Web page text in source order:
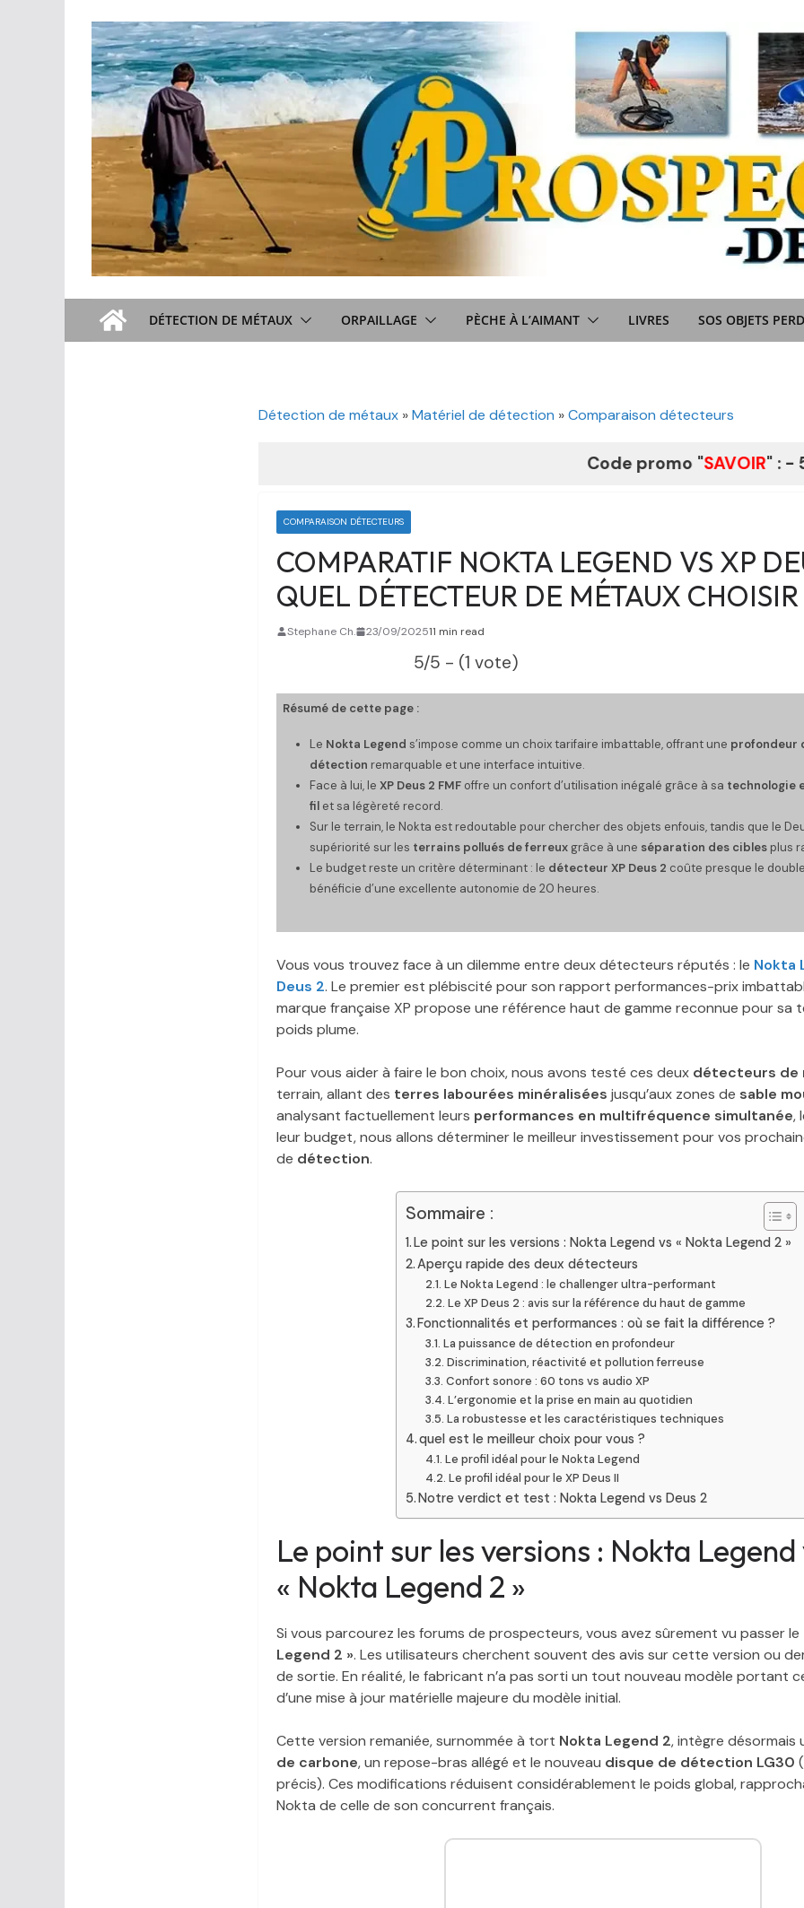
contenu
DÉTECTION DE MÉTAUX ORPAILLAGE PÈCHE À L’AIMANT LIVRES SOS OBJETS
Détection de métaux »Matériel de détection »Comparaison détecteurs
Code promo " SAVOIR " : - 5% à
COMPARAISON DÉTECTEURS
COMPARATIF NOKTA LEGEND VS XP
QUEL DÉTECTEUR DE MÉTAUX
Stephane Ch. 23/09/202511 min read
5/5 - (1 vote)
Résumé de cette page :
Le Nokta Legend s’impose comme un choix tarifaire imbattable, offrant une profondeur
détection remarquable et une interface intuitive.
Face à lui, le XP Deus 2 FMFoffre un confort d’utilisation inégalé grâce à sa technologie
filet sa légèreté record.
Sur le terrain, le Nokta est redoutable pour chercher des objets enfouis, tandis que le
supériorité sur les terrains pollués de ferreuxgrâce à une séparation des ciblesplus
Le budget reste un critère déterminant : le détecteur XP Deus 2 coûte presque le
bénéficie d’une excellente autonomie de 20 heures.
Vous vous trouvez face à un dilemme entre deux détecteurs réputés : le Nokta
Deus 2. Le premier est plébiscité pour son rapport performances-prix
marque française XP propose une référence haut de gamme reconnue pour sa
poids plume.
Pour vous aider à faire le bon choix, nous avons testé ces deux détecteurs de
terrain, allant des terres labourées minéralisées jusqu’aux zones de sable
analysant factuellement leurs performances en multifréquence simultanée,
leur budget, nous allons déterminer le meilleur investissement pour vos
de détection.
Sommaire :
Le point sur les versions : Nokta Legend vs « Nokta Legend 2 »
Aperçu rapide des deux détecteurs
Le Nokta Legend : le challenger ultra-performant
Le XP Deus 2 : avis sur la référence du haut de gamme
Fonctionnalités et performances : où se fait la différence ?
La puissance de détection en profondeur
Discrimination, réactivité et pollution ferreuse
Confort sonore : 60 tons vs audio XP
L’ergonomie et la prise en main au quotidien
La robustesse et les caractéristiques techniques
quel est le meilleur choix pour vous ?
Le profil idéal pour le Nokta Legend
Le profil idéal pour le XP Deus II
Notre verdict et test : Nokta Legend vs Deus 2
Le point sur les versions : Nokta Legend
« Nokta Legend 2 »
Si vous parcourez les forums de prospecteurs, vous avez sûrement vu passer
Legend 2 ». Les utilisateurs cherchent souvent des avis sur cette version ou
de sortie. En réalité, le fabricant n’a pas sorti un tout nouveau modèle portant
d’une mise à jour matérielle majeure du modèle initial.
Cette version remaniée, surnommée à tort Nokta Legend 2, intègre désormais
de carbone, un repose-bras allégé et le nouveau disque de détection LG30
précis). Ces modifications réduisent considérablement le poids global,
Nokta de celle de son concurrent français.